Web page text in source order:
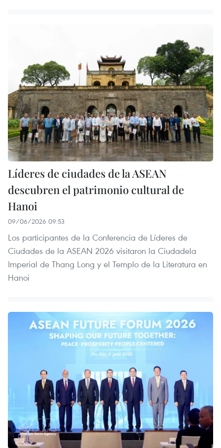
Líderes de ciudades de la ASEAN
descubren el patrimonio cultural de
Hanoi
09/06/2026 09:53
Los participantes de la Conferencia de Líderes de
Ciudades de la ASEAN 2026 visitaron la Ciudadela
Imperial de Thang Long y el Templo de la Literatura en
Hanoi